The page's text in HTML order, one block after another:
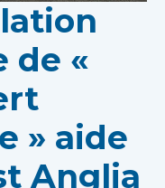
de «
» aide
Anglia